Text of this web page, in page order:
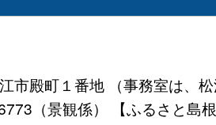
殿町１番地 （事務室は、
（景観係） 【ふるさと島